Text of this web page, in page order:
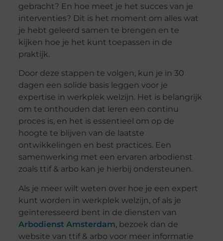
gebracht? En hoe meet je het succes van je
interventies? Dit is het moment om alles wat
je hebt geleerd samen te brengen en te
kijken hoe je het kunt toepassen in de
praktijk.
Door deze stappen te volgen, kun je in 30
dagen een solide basis leggen voor je
expertise in werkplek welzijn. Het is belangrijk
om te onthouden dat leren een continu
proces is, en het is essentieel om op de
hoogte te blijven van de laatste
ontwikkelingen en best practices. Een
samenwerking met een ervaren arbodienst
zoals ttif & arbo kan je hierbij ondersteunen.
Als je meer wilt weten over hoe je een expert
kunt worden in werkplek welzijn, of als je
geïnteresseerd bent in de diensten van
Arbodienst Amsterdam, bezoek dan de
website van ttif & arbo voor meer informatie